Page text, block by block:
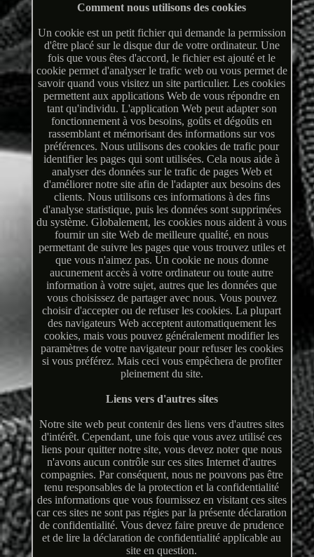
Comment nous utilisons des cookies
Un cookie est un petit fichier qui demande la permission
d'être placé sur le disque dur de votre ordinateur. Une
fois que vous êtes d'accord, le fichier est ajouté et le
cookie permet d'analyser le trafic web ou vous permet de
savoir quand vous visitez un site particulier. Les cookies
permettent aux applications Web de vous répondre en
tant qu'individu. L'application Web peut adapter son
fonctionnement à vos besoins, goûts et dégoûts en
rassemblant et mémorisant des informations sur vos
préférences. Nous utilisons des cookies de trafic pour
identifier les pages qui sont utilisées. Cela nous aide à
analyser des données sur le trafic de pages Web et
d'améliorer notre site afin de l'adapter aux besoins des
clients. Nous utilisons ces informations à des fins
d'analyse statistique, puis les données sont supprimées
du système. Globalement, les cookies nous aident à vous
fournir un site Web de meilleure qualité, en nous
permettant de suivre les pages que vous trouvez utiles et
que vous n'aimez pas. Un cookie ne nous donne
aucunement accès à votre ordinateur ou toute autre
information à votre sujet, autres que les données que
vous choisissez de partager avec nous. Vous pouvez
choisir d'accepter ou de refuser les cookies. La plupart
des navigateurs Web acceptent automatiquement les
cookies, mais vous pouvez généralement modifier les
paramètres de votre navigateur pour refuser les cookies
si vous préférez. Mais ceci vous empêchera de profiter
pleinement du site.
Liens vers d'autres sites
Notre site web peut contenir des liens vers d'autres sites
d'intérêt. Cependant, une fois que vous avez utilisé ces
liens pour quitter notre site, vous devez noter que nous
n'avons aucun contrôle sur ces sites Internet d'autres
compagnies. Par conséquent, nous ne pouvons pas être
tenu responsables de la protection et la confidentialité
des informations que vous fournissez en visitant ces sites
car ces sites ne sont pas régies par la présente déclaration
de confidentialité. Vous devez faire preuve de prudence
et de lire la déclaration de confidentialité applicable au
site en question.